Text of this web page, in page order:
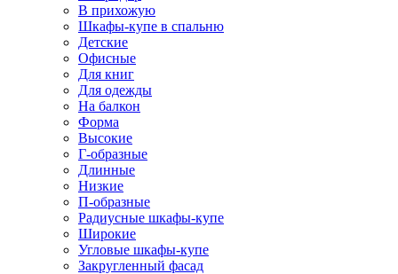
В прихожую
Шкафы-купе в спальню
Детские
Офисные
Для книг
Для одежды
На балкон
Форма
Высокие
Г-образные
Длинные
Низкие
П-образные
Радиусные шкафы-купе
Широкие
Угловые шкафы-купе
Закругленный фасад